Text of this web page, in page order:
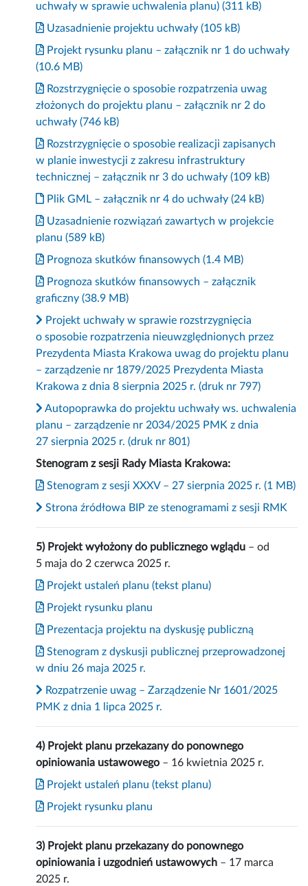
uchwały w sprawie uchwalenia planu) (311 kB)
Uzasadnienie projektu uchwały (105 kB)
Projekt rysunku planu – załącznik nr 1 do uchwały
(10.6 MB)
Rozstrzygnięcie o sposobie rozpatrzenia uwag
złożonych do projektu planu – załącznik nr 2 do
uchwały (746 kB)
Rozstrzygnięcie o sposobie realizacji zapisanych
w planie inwestycji z zakresu infrastruktury
technicznej – załącznik nr 3 do uchwały (109 kB)
Plik GML – załącznik nr 4 do uchwały (24 kB)
Uzasadnienie rozwiązań zawartych w projekcie
planu (589 kB)
Prognoza skutków finansowych (1.4 MB)
Prognoza skutków finansowych – załącznik
graficzny (38.9 MB)
Projekt uchwały w sprawie rozstrzygnięcia
o sposobie rozpatrzenia nieuwzględnionych przez
Prezydenta Miasta Krakowa uwag do projektu planu
– zarządzenie nr 1879/2025 Prezydenta Miasta
Krakowa z dnia 8 sierpnia 2025 r. (druk nr 797)
Autopoprawka do projektu uchwały ws. uchwalenia
planu – zarządzenie nr 2034/2025 PMK z dnia
27 sierpnia 2025 r. (druk nr 801)
Stenogram z sesji Rady Miasta Krakowa:
Stenogram z sesji XXXV – 27 sierpnia 2025 r. (1 MB)
Strona źródłowa BIP ze stenogramami z sesji RMK
5) Projekt wyłożony do publicznego wglądu – od
5 maja do 2 czerwca 2025 r.
Projekt ustaleń planu (tekst planu)
Projekt rysunku planu
Prezentacja projektu na dyskusję publiczną
Stenogram z dyskusji publicznej przeprowadzonej
w dniu 26 maja 2025 r.
Rozpatrzenie uwag – Zarządzenie Nr 1601/2025
PMK z dnia 1 lipca 2025 r.
4) Projekt planu przekazany do ponownego
opiniowania ustawowego – 16 kwietnia 2025 r.
Projekt ustaleń planu (tekst planu)
Projekt rysunku planu
3) Projekt planu przekazany do ponownego
opiniowania i uzgodnień ustawowych – 17 marca
2025 r.